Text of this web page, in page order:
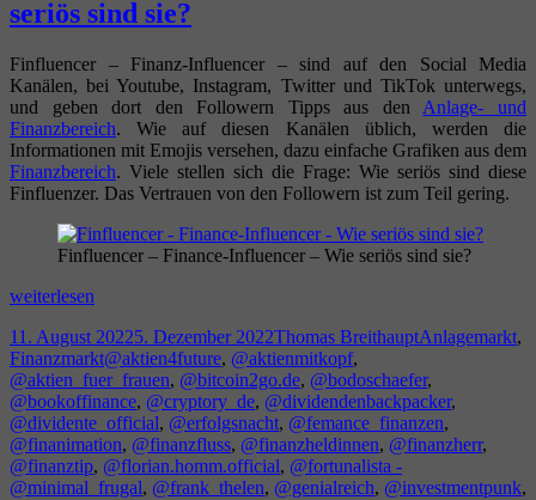
seriös sind sie?
Finfluencer – Finanz-Influencer – sind auf den Social Media
Kanälen, bei Youtube, Instagram, Twitter und TikTok unterwegs,
und geben dort den Followern Tipps aus den Anlage- und
Finanzbereich. Wie auf diesen Kanälen üblich, werden die
Informationen mit Emojis versehen, dazu einfache Grafiken aus dem
Finanzbereich. Viele stellen sich die Frage: Wie seriös sind diese
Finfluenzer. Das Vertrauen von den Followern ist zum Teil gering.
Finfluencer – Finance-Influencer – Wie seriös sind sie?
Finfluencer
Finance-
Influencer
–
Wie
seriös
sind
sie?
weiterlesen
Veröffentlicht
am
11. August 20225. Dezember 2022Autor
Thomas BreithauptKategorien
Anlagemarkt,
FinanzmarktSchlagwörter
@aktien4future, @aktienmitkopf,
@aktien_fuer_frauen, @bitcoin2go.de, @bodoschaefer,
@bookoffinance, @cryptory_de, @dividendenbackpacker,
@dividente_official, @erfolgsnacht, @femance_finanzen,
@finanimation, @finanzfluss, @finanzheldinnen, @finanzherr,
@finanztip, @florian.homm.official, @fortunalista -
@minimal_frugal, @frank_thelen, @genialreich, @investmentpunk,